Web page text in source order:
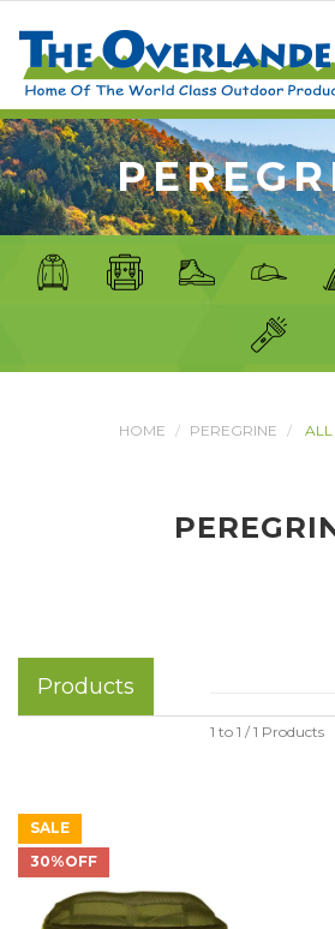
HOME PEREGRINE ALL
Products
1 to 1 / 1 Products
SALE
30%OFF